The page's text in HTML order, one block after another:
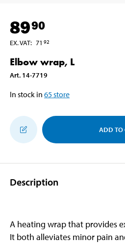
8990
EX. VAT: 71 92
Elbow wrap, L
Art. 14-7719
In stock in 65store
ADD TO
Description
A heating wrap that provides
It both alleviates minor pain